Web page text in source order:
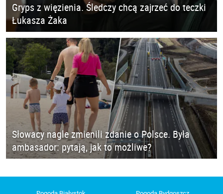
Gryps z więzienia. Śledczy chcą zajrzeć do teczki
Łukasza Żaka
Słowacy nagle zmienili zdanie o Polsce. Była
ambasador: pytają, jak to możliwe?